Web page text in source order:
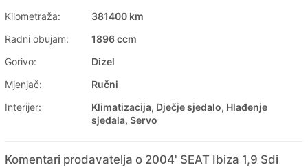
Kilometraža:
381400 km
Radni obujam:
1896 ccm
Gorivo:
Dizel
Mjenjač:
Ručni
Interijer:
Klimatizacija, Dječje sjedalo, Hlađenje
sjedala, Servo
Komentari prodavatelja o 2004' SEAT Ibiza 1,9 Sdi